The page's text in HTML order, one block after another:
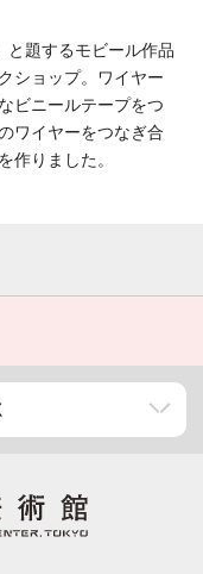
と題するモビール作品
ショップ。ワイヤー
ビニールテープをつ
ワイヤーをつなぎ合
作りました。